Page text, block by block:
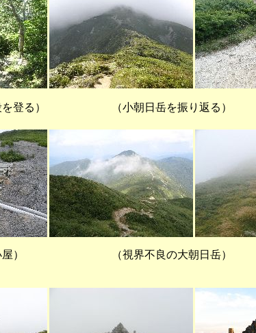
段を登る） （小朝日岳を振り返る
） （視界不良の大朝日岳）